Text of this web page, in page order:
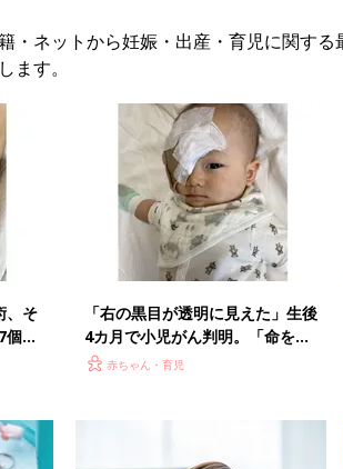
・ネットから妊娠・出産・育児に関す
ます。
、そ
個
眼と
「右の黒目が透明に見えた」生後
4カ月で小児がん判明。「命を守
るため」眼球摘出を決断【網膜芽
赤ちゃん・育児